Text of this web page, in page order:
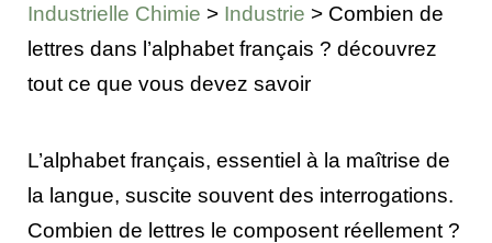
Industrielle Chimie > Industrie > Combien de
lettres dans l’alphabet français ? découvrez
tout ce que vous devez savoir
L’alphabet français, essentiel à la maîtrise de
la langue, suscite souvent des interrogations.
Combien de lettres le composent réellement ?